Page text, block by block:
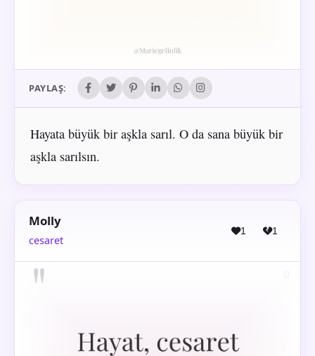
PAYLAŞ:
Hayata büyük bir aşkla sarıl. O da sana büyük bir
aşkla sarılsın.
Molly
cesaret
1 1